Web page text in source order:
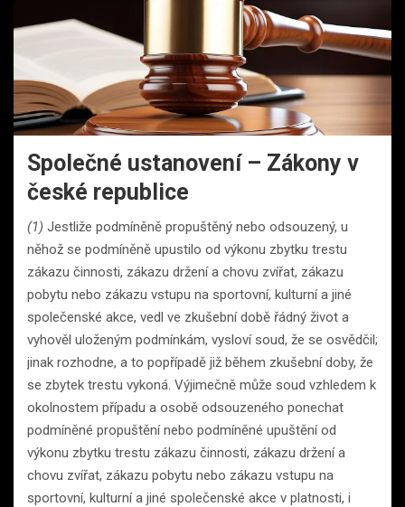
Společné ustanovení – Zákony v
české republice
(1) Jestliže podmíněně propuštěný nebo odsouzený, u
něhož se podmíněně upustilo od výkonu zbytku trestu
zákazu činnosti, zákazu držení a chovu zvířat, zákazu
pobytu nebo zákazu vstupu na sportovní, kulturní a jiné
společenské akce, vedl ve zkušební době řádný život a
vyhověl uloženým podmínkám, vysloví soud, že se osvědčil;
jinak rozhodne, a to popřípadě již během zkušební doby, že
se zbytek trestu vykoná. Výjimečně může soud vzhledem k
okolnostem případu a osobě odsouzeného ponechat
podmíněné propuštění nebo podmíněné upuštění od
výkonu zbytku trestu zákazu činnosti, zákazu držení a
chovu zvířat, zákazu pobytu nebo zákazu vstupu na
sportovní, kulturní a jiné společenské akce v platnosti, i